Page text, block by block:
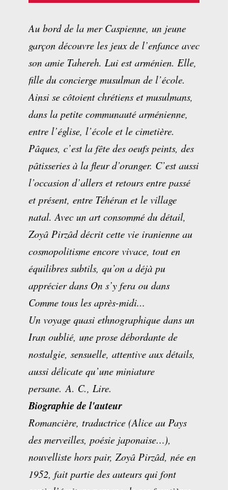
Au bord de la mer Caspienne, un jeune
garçon découvre les jeux de l’enfance avec
son amie Tahereh. Lui est arménien. Elle,
fille du concierge musulman de l’école.
Ainsi se côtoient chrétiens et musulmans,
dans la petite communauté arménienne,
entre l’église, l’école et le cimetière.
Pâques, c’est la fête des oeufs peints, des
pâtisseries à la fleur d’oranger. C’est aussi
l’occasion d’allers et retours entre passé
et présent, entre Téhéran et le village
natal. Avec un art consommé du détail,
Zoyâ Pirzâd décrit cette vie iranienne au
cosmopolitisme encore vivace, tout en
équilibres subtils, qu’on a déjà pu
apprécier dans On s’y fera ou dans
Comme tous les après-midi...
Un voyage quasi ethnographique dans un
Iran oublié, une prose débordante de
nostalgie, sensuelle, attentive aux détails,
aussi délicate qu’une miniature
persane. A. C., Lire.
Biographie de l'auteur
Romancière, traductrice (Alice au Pays
des merveilles, poésie japonaise…),
nouvelliste hors pair, Zoyâ Pirzâd, née en
1952, fait partie des auteurs qui font